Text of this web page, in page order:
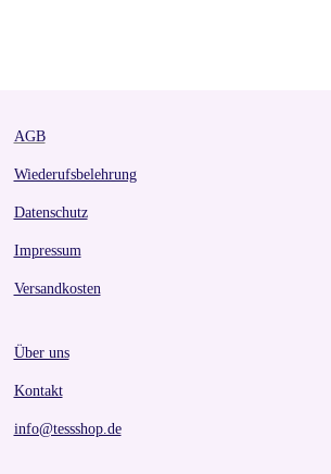
AGB
Wiederufsbelehrung
Datenschutz
Impressum
Versandkosten
Über uns
Kontakt
info@tessshop.de